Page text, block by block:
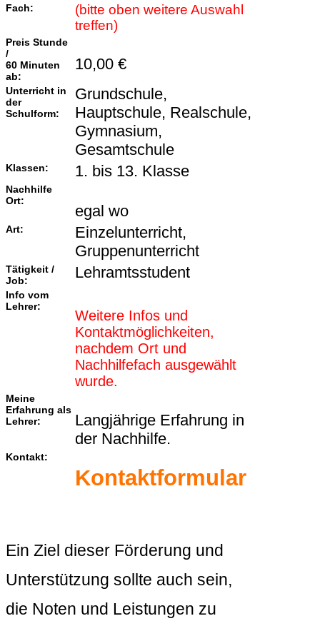
Fach:
(bitte oben weitere Auswahl
treffen)
Preis Stunde
/
60 Minuten
ab:
10,00 €
Unterricht in
der
Schulform:
Grundschule,
Hauptschule, Realschule,
Gymnasium,
Gesamtschule
Klassen: 1. bis 13. Klasse
Nachhilfe
Ort:
egal wo
Art:
Einzelunterricht,
Gruppenunterricht
Tätigkeit /
Job:
Lehramtsstudent
Info vom
Lehrer:
Weitere Infos und
Kontaktmöglichkeiten,
nachdem Ort und
Nachhilfefach ausgewählt
wurde.
Meine
Erfahrung als
Lehrer:
Langjährige Erfahrung in
der Nachhilfe.
Kontakt:
Kontaktformular
Ein Ziel dieser Förderung und
Unterstützung sollte auch sein,
die Noten und Leistungen zu